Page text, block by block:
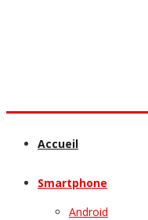
Accueil
Smartphone
Android